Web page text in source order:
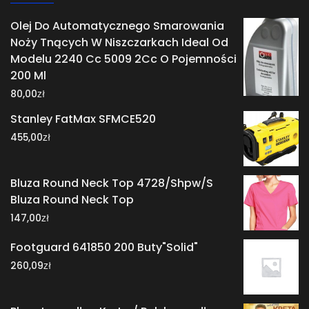
Olej Do Automatycznego Smarowania
Noży Tnących W Niszczarkach Ideal Od
Modelu 2240 Cc 5009 2Cc O Pojemności
200 Ml
80,00zł
Stanley FatMax SFMCE520
455,00zł
Bluza Round Neck Top 4728/Shpw/S
Bluza Round Neck Top
147,00zł
Footguard 641850 200 Buty"Solid"
260,09zł